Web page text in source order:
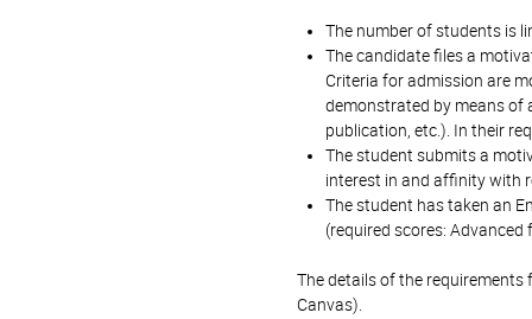
The number of students is
The candidate files a
Criteria for admission are
demonstrated by means of
publication, etc.). In their
The student submits a
interest in and affinity with
The student has taken an
(required scores:
The details of the
Canvas).